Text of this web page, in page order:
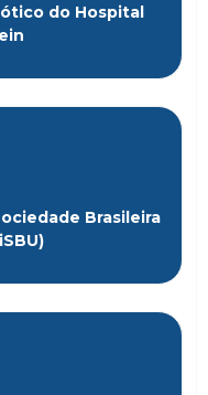
do Hospital
Brasileira